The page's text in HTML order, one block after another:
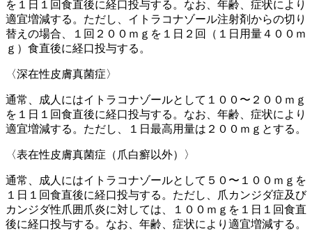
を１日１回食直後に経口投与する。なお、年齢、症状により
適宜増減する。ただし、イトラコナゾール注射剤からの切り
替えの場合、１回２００ｍｇを１日２回（１日用量４００ｍ
ｇ）食直後に経口投与する。
〈深在性皮膚真菌症〉
通常、成人にはイトラコナゾールとして１００〜２００ｍｇ
を１日１回食直後に経口投与する。なお、年齢、症状により
適宜増減する。ただし、１日最高用量は２００ｍｇとする。
〈表在性皮膚真菌症（爪白癬以外）〉
通常、成人にはイトラコナゾールとして５０〜１００ｍｇを
１日１回食直後に経口投与する。ただし、爪カンジダ症及び
カンジダ性爪囲爪炎に対しては、１００ｍｇを１日１回食直
後に経口投与する。なお、年齢、症状により適宜増減する。